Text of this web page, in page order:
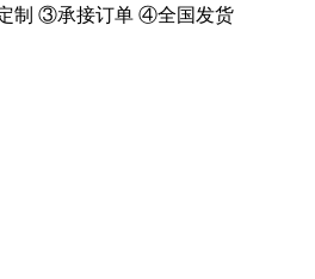
制 ③承接订单 ④全国发货